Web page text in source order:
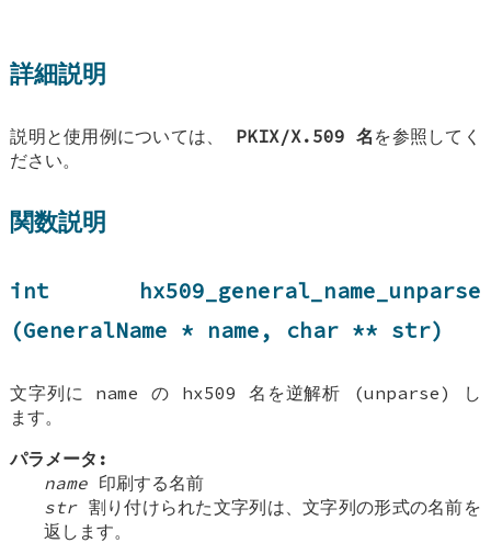
詳細説明
説明と使用例については、 PKIX/X.509 名 を参照してく
ださい。
関数説明
int hx509_general_name_unparse
(GeneralName * name, char ** str)
文字列に name の hx509 名を逆解析 (unparse) し
ます。
パラメータ:
name 印刷する名前
str割り付けられた文字列は、文字列の形式の名前を
返します。